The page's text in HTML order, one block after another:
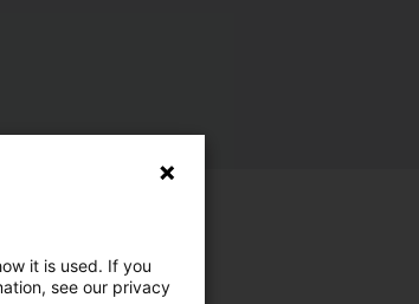
it is used. If you
see our privacy